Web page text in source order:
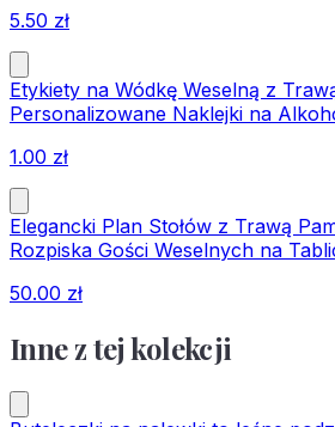
5.50 zł
Etykiety na Wódkę Weselną z
Personalizowane Naklejki na
1.00 zł
Elegancki Plan Stołów z Trawą
Rozpiska Gości Weselnych na
50.00 zł
Inne z tej kolekcji